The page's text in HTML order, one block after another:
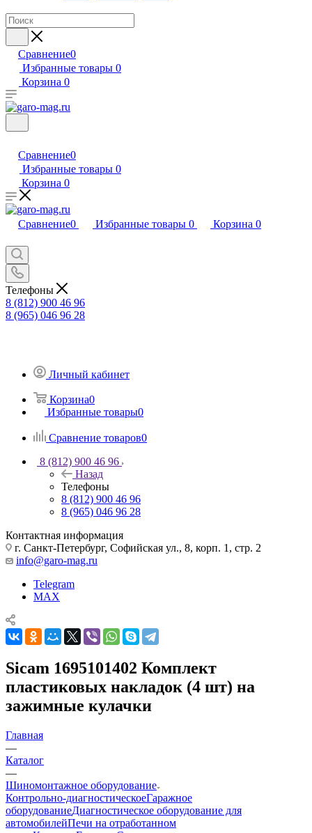
Сравнение0
Избранные товары 0
Корзина 0
Сравнение0
Избранные товары 0
Корзина 0
Сравнение0 Избранные товары 0 Корзина 0
Телефоны
8 (812) 900 46 96
8 (965) 046 96 28
Личный кабинет
Корзина0
Избранные товары0
Сравнение товаров0
8 (812) 900 46 96
Назад
Телефоны
8 (812) 900 46 96
8 (965) 046 96 28
Контактная информация
г. Санкт-Петербург, Софийская ул., 8, корп. 1, стр. 2
info@garo-mag.ru
Telegram
MAX
Sicam 1695101402 Комплект
пластиковых накладок (4 шт) на
зажимные кулачки
Главная
—
Каталог
—
Шиномонтажное оборудование
Контрольно-диагностическоеГаражное
оборудованиеДиагностическое оборудование для
автомобилейПечи на отработанном